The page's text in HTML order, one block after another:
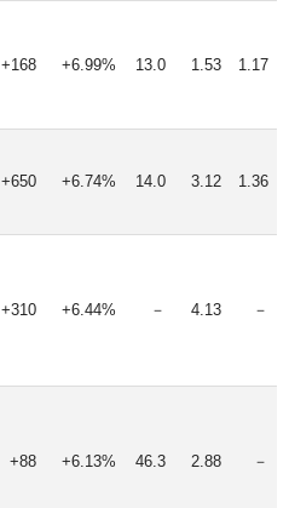
+168 +6.99% 13.0 1.53 1.17
+650 +6.74% 14.0 3.12 1.36
+310 +6.44% － 4.13 －
+88 +6.13% 46.3 2.88 －